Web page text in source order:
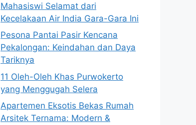
Mahasiswi Selamat dari
Kecelakaan Air India Gara-Gara Ini
Pesona Pantai Pasir Kencana
Pekalongan: Keindahan dan Daya
Tariknya
11 Oleh-Oleh Khas Purwokerto
yang Menggugah Selera
Apartemen Eksotis Bekas Rumah
Arsitek Ternama: Modern &